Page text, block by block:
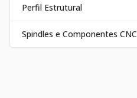
Perfil Estrutural
Spindles e Componentes CNC